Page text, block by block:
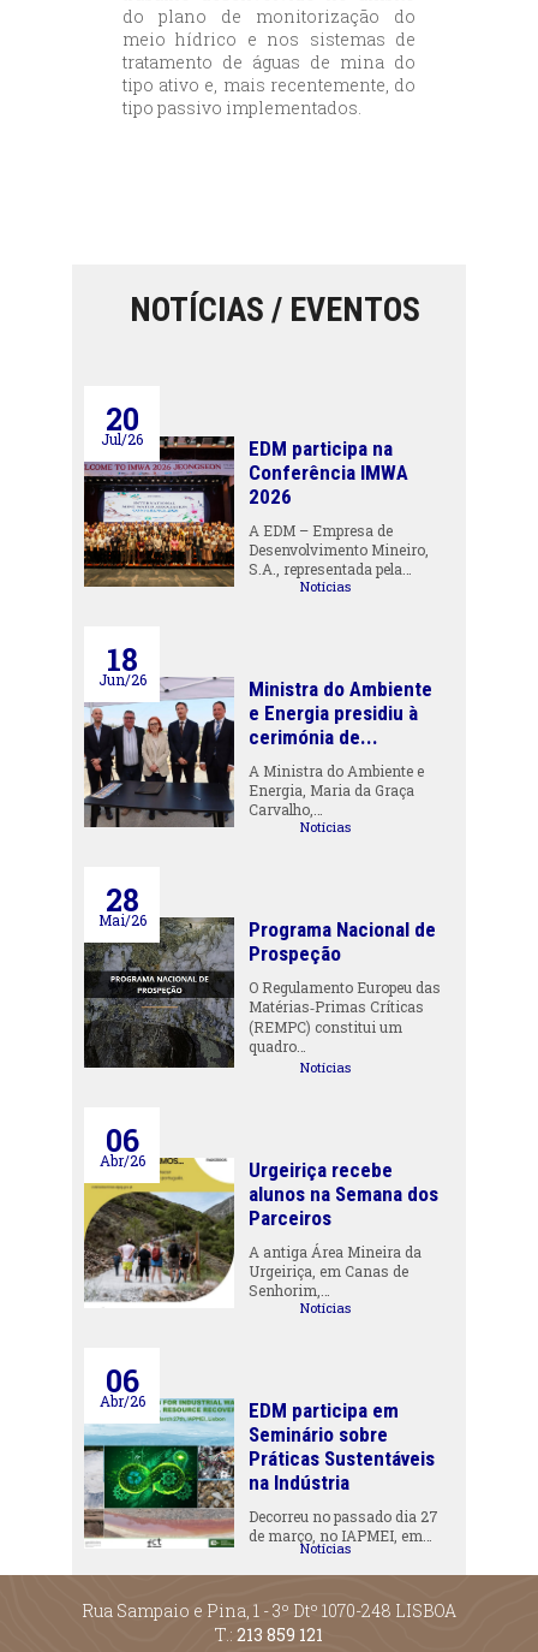
do plano de monitorização do
meio hídrico e nos sistemas de
tratamento de águas de mina do
tipo ativo e, mais recentemente, do
tipo passivo implementados.
NOTÍCIAS / EVENTOS
20
Jul/26
EDM participa na
Conferência IMWA
2026
A EDM – Empresa de
Desenvolvimento Mineiro,
S.A., representada pela…
Notícias
18
Jun/26
Ministra do Ambiente
e Energia presidiu à
cerimónia de...
A Ministra do Ambiente e
Energia, Maria da Graça
Carvalho,…
Notícias
28
Mai/26
Programa Nacional de
Prospeção
O Regulamento Europeu das
Matérias‑Primas Críticas
(REMPC) constitui um
quadro…
Notícias
06
Abr/26
Urgeiriça recebe
alunos na Semana dos
Parceiros
A antiga Área Mineira da
Urgeiriça, em Canas de
Senhorim,…
Notícias
06
Abr/26
EDM participa em
Seminário sobre
Práticas Sustentáveis
na Indústria
Decorreu no passado dia 27
de março, no IAPMEI, em…
Notícias
Rua Sampaio e Pina, 1 - 3º Dtº 1070-248 LISBOA
T.: 213 859 121